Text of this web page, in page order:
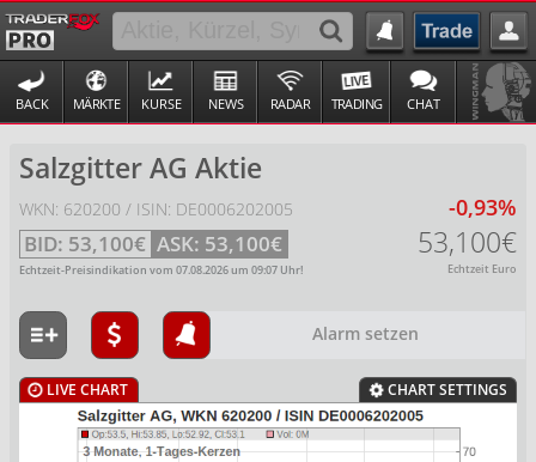
BACK MÄRKTE KURSE NEWS RADAR TRADING CHAT
Salzgitter AG Aktie
WKN: 620200 / ISIN: DE0006202005
BID: 53,100€ ASK: 53,100€
Echtzeit-Preisindikation vom 07.08.2026um 09:07 Uhr!
-0,93%
53,100€
Echtzeit Euro
Alarm setzen
LIVE CHART CHART SETTINGS